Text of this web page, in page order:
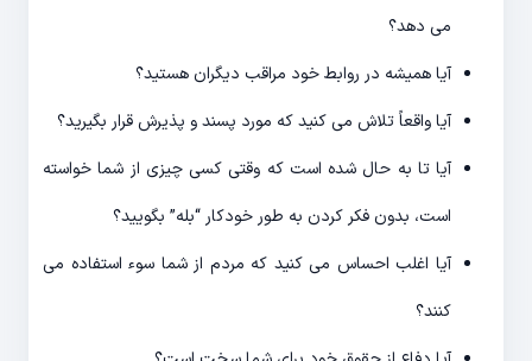
می دهد؟
آیا همیشه در روابط خود مراقب دیگران هستید؟
آیا واقعاً تلاش می کنید که مورد پسند و پذیرش قرار بگیرید؟
آیا تا به حال شده است که وقتی کسی چیزی از شما خواسته
است، بدون فکر کردن به طور خودکار “بله” بگویید؟
آیا اغلب احساس می کنید که مردم از شما سوء استفاده می
کنند؟